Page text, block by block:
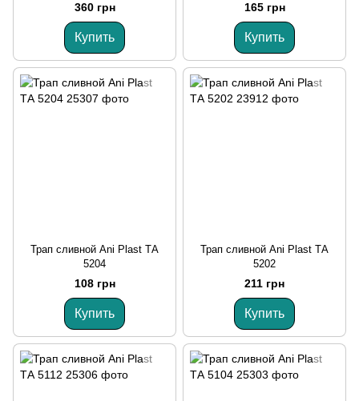
360 грн
Купить
165 грн
Купить
Трап сливной Ani Plast ТА
5204
108 грн
Купить
Трап сливной Ani Plast ТА
5202
211 грн
Купить